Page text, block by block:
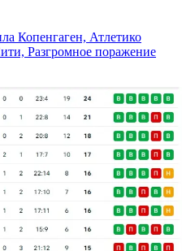
Копенгаген, Атлетико
Разгромное поражение